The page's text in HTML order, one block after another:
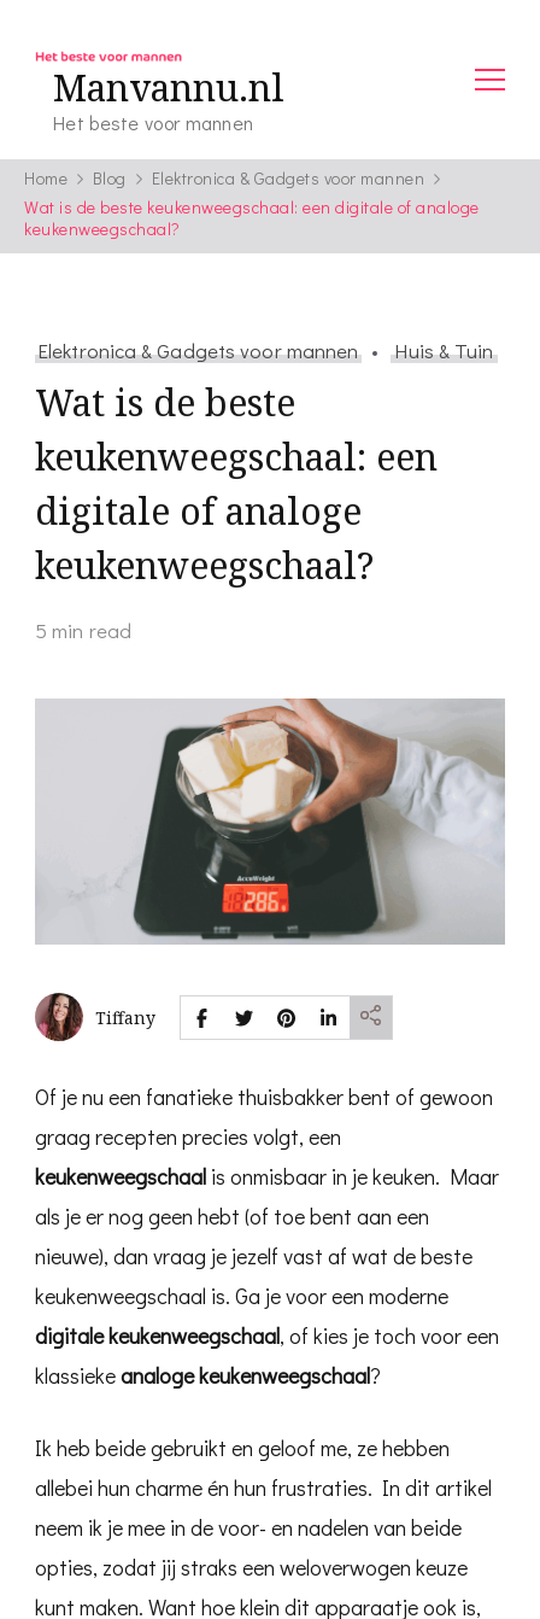
Manvannu.nl
Het beste voor mannen
Home Blog
Elektronica & Gadgets voor mannen
Wat is de beste keukenweegschaal: een digitale of analoge
keukenweegschaal?
Elektronica & Gadgets voor mannen Huis & Tuin
Wat is de beste
keukenweegschaal: een
digitale of analoge
keukenweegschaal?
5 min read
Tiffany
Of je nu een fanatieke thuisbakker bent of gewoon
graag recepten precies volgt, een
keukenweegschaal is onmisbaar in je keuken. Maar
als je er nog geen hebt (of toe bent aan een
nieuwe), dan vraag je jezelf vast af wat de beste
keukenweegschaal is. Ga je voor een moderne
digitale keukenweegschaal, of kies je toch voor een
klassiekeanaloge keukenweegschaal?
Ik heb beide gebruikt en geloof me, ze hebben
allebei hun charme én hun frustraties. In dit artikel
neem ik je mee in de voor- en nadelen van beide
opties, zodat jij straks een weloverwogen keuze
kunt maken. Want hoe klein dit apparaatje ook is,